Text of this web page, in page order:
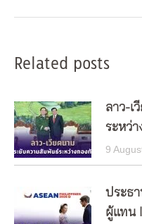
Related posts
ลาว-เ
ระหว่
9
ประธ
ผู้แทน